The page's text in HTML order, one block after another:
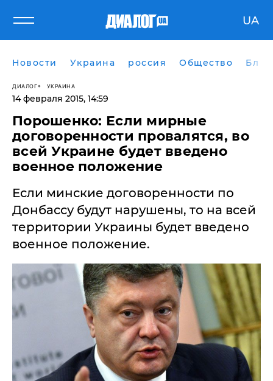
UA
Новости Украина россия Общество
ДИАЛОГ УКРАИНА
14 февраля 2015, 14:59
Порошенко: Если мирные
договоренности провалятся, во
всей Украине будет введено
военное положение
Если минские договоренности по
Донбассу будут нарушены, то на всей
территории Украины будет введено
военное положение.